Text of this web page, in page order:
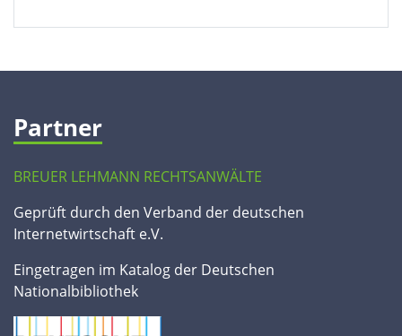
Partner
BREUER LEHMANN RECHTSANWÄLTE
Geprüft durch den Verband der deutschen
Internetwirtschaft e.V.
Eingetragen im Katalog der Deutschen
Nationalbibliothek